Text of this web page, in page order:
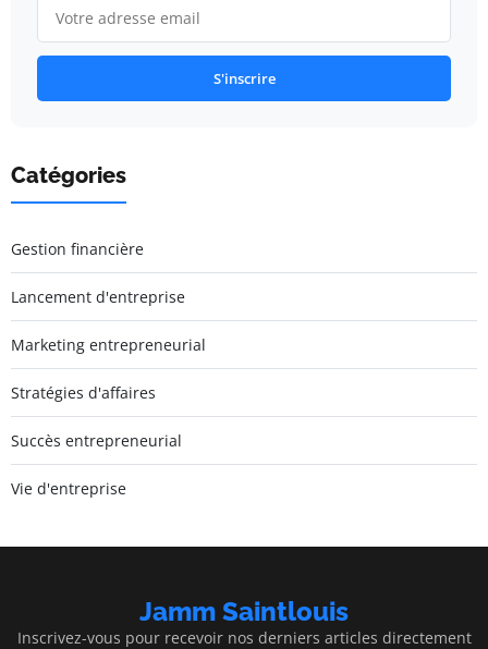
S'inscrire
Catégories
Gestion financière
Lancement d'entreprise
Marketing entrepreneurial
Stratégies d'affaires
Succès entrepreneurial
Vie d'entreprise
Jamm Saintlouis
Inscrivez-vous pour recevoir nos derniers articles directement